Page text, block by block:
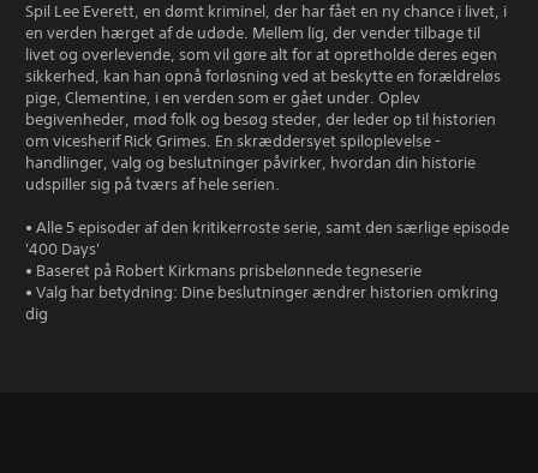
Spil Lee Everett, en dømt kriminel, der har fået en ny chance i livet, i
en verden hærget af de udøde. Mellem lig, der vender tilbage til
livet og overlevende, som vil gøre alt for at opretholde deres egen
sikkerhed, kan han opnå forløsning ved at beskytte en forældreløs
pige, Clementine, i en verden som er gået under. Oplev
begivenheder, mød folk og besøg steder, der leder op til historien
om vicesherif Rick Grimes. En skræddersyet spiloplevelse -
handlinger, valg og beslutninger påvirker, hvordan din historie
udspiller sig på tværs af hele serien.
• Alle 5 episoder af den kritikerroste serie, samt den særlige episode
'400 Days'
• Baseret på Robert Kirkmans prisbelønnede tegneserie
• Valg har betydning: Dine beslutninger ændrer historien omkring
dig